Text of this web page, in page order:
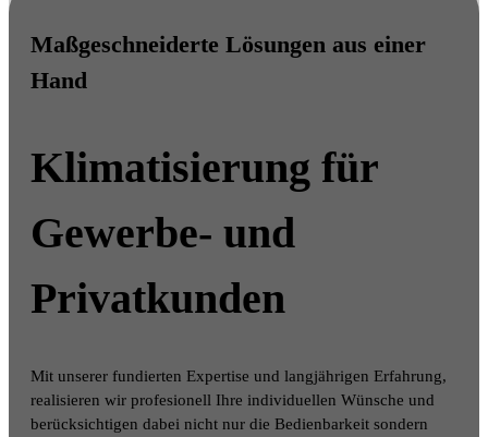
Maßgeschneiderte Lösungen aus einer
Hand
Klimatisierung für
Gewerbe- und
Privatkunden
Mit unserer fundierten Expertise und langjährigen Erfahrung,
realisieren wir profesionell Ihre individuellen Wünsche und
berücksichtigen dabei nicht nur die Bedienbarkeit sondern